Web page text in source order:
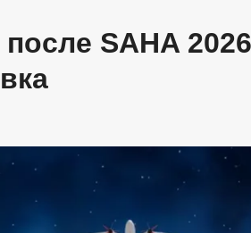
SAHA